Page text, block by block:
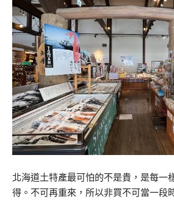
北海道土特產最可怕的不是貴，是每一
得。不可再重來，所以非買不可當一段